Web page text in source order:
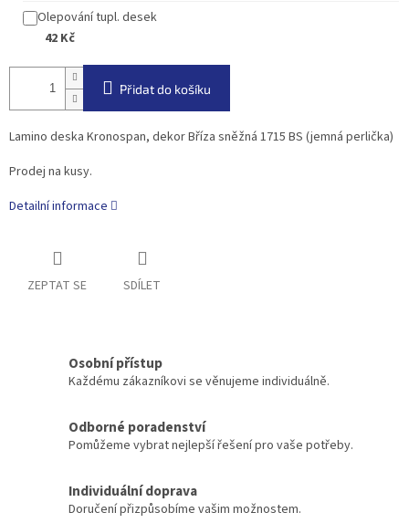
Olepování tupl. desek
42 Kč
Přidat do košíku
Lamino deska Kronospan, dekor Bříza sněžná 1715 BS (jemná perlička)
Prodej na kusy.
Detailní informace
ZEPTAT SE SDÍLET
Osobní přístup
Každému zákazníkovi se věnujeme individuálně.
Odborné poradenství
Pomůžeme vybrat nejlepší řešení pro vaše potřeby.
Individuální doprava
Doručení přizpůsobíme vašim možnostem.